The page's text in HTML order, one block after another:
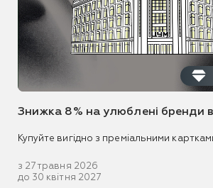
Знижка 8% на улюблені бренди
Купуйте вигідно з преміальними
з 27 травня 2026
до 30 квітня 2027